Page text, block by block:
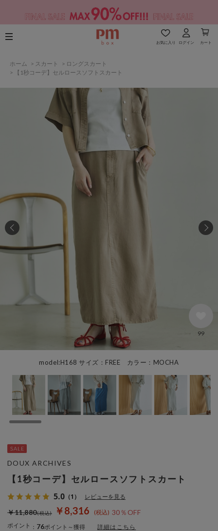
お気に入り ログイン カート
ホーム > スカート > ロングスカート
>
【1秒コーデ】セルロースソフトスカート
model:H168 サイズ：FREE カラー：MOCHA
99
【1秒コーデ】セルロースソフトスカート
5.0 （1） レビューを見る
￥8,316 30％OFF
￥11,880
ポイント ： 76ポイント～獲得 詳細はこちら
DOUX ARCHIVES